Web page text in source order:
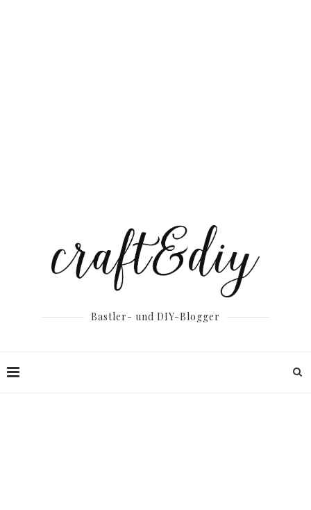
Bastler- und DIY-Blogger